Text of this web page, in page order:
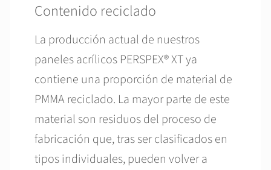
Contenido reciclado
La producción actual de nuestros
paneles acrílicos PERSPEX® XT ya
contiene una proporción de material de
PMMA reciclado. La mayor parte de este
material son residuos del proceso de
fabricación que, tras ser clasificados en
tipos individuales, pueden volver a